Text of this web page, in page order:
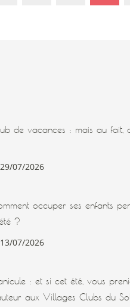
de vacances : mais au fait,
29/07/2026
occuper ses enfants
?
13/07/2026
: et si cet été, vous
aux Villages Clubs du